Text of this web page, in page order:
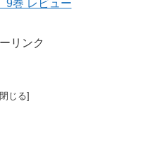
巻 レビュー
リンク